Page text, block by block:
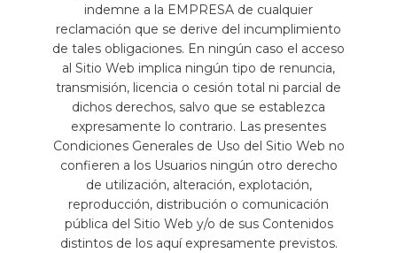
indemne a la EMPRESA de cualquier
reclamación que se derive del incumplimiento
de tales obligaciones. En ningún caso el acceso
al Sitio Web implica ningún tipo de renuncia,
transmisión, licencia o cesión total ni parcial de
dichos derechos, salvo que se establezca
expresamente lo contrario. Las presentes
Condiciones Generales de Uso del Sitio Web no
confieren a los Usuarios ningún otro derecho
de utilización, alteración, explotación,
reproducción, distribución o comunicación
pública del Sitio Web y/o de sus Contenidos
distintos de los aquí expresamente previstos.